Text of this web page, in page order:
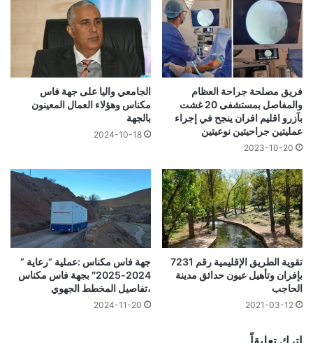
فريق مصلحة جراحة العظام
والمفاصل بمستشفى 20 غشت
بآزرو اقليم افران ينجح في إجراء
عمليتين جراحيتين نوعيتين
2023-10-20
الجامعي واليا على جهة فاس
مكناس وهؤلاء العمال المعينون
بالجهة
2024-10-18
تقوية الطريق الإقليمية رقم 7231
بإفران وتأهيل عيون حدائق مدينة
الحاجب
2021-03-12
جهة فاس مكناس :عملية “رعاية ”
2024-2025″ بجهة فاس مكناس
،تفاصيل المخطط الجهوي
2024-11-20